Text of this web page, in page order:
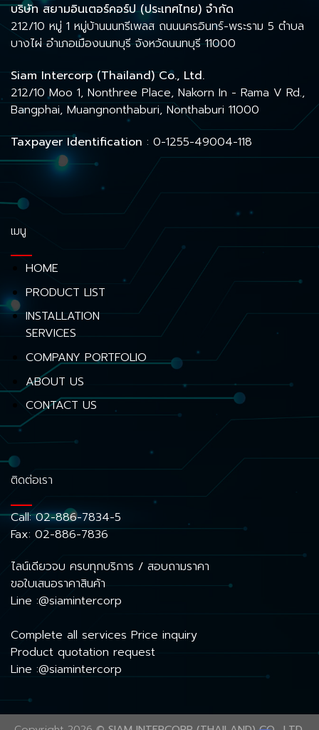
บริษัท สยามอินเตอร์คอร์ป (ประเทศไทย) จำกัด
212/10 หมู่ 1 หมู่บ้านนนทรีเพลส ถนนนครอินทร์-พระราม 5 ตำบล
บางไผ่ อำเภอเมืองนนทบุรี จังหวัดนนทบุรี 11000
Siam Intercorp (Thailand) Co., Ltd.
212/10 Moo 1, Nonthree Place, Nakorn In - Rama V Rd.,
Bangphai, Muangnonthaburi, Nonthaburi 11000
Taxpayer Identification : 0-1255-49004-118
เมนู
HOME
PRODUCT LIST
INSTALLATION
SERVICES
COMPANY PORTFOLIO
ABOUT US
CONTACT US
ติดต่อเรา
Call:02-886-7834-5
Fax: 02-886-7836
ไลน์เดียวจบ ครบทุกบริการ / สอบถามราคา
ขอใบเสนอราคาสินค้า
Line :@siamintercorp
Complete all services Price inquiry
Product quotation request
Line :@siamintercorp